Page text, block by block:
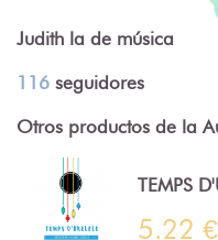
Judith la de música
116 seguidores
Otros productos de la
TEMPS
5.22 €